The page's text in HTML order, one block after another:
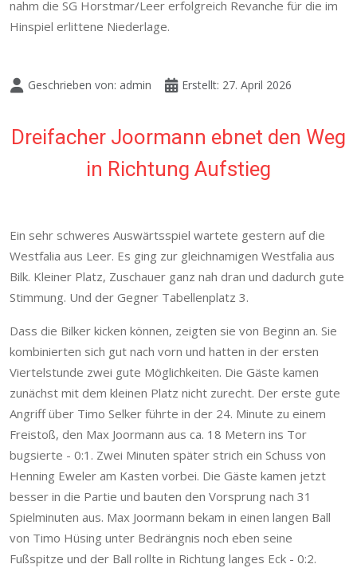
nahm die SG Horstmar/Leer erfolgreich Revanche für die im
Hinspiel erlittene Niederlage.
Geschrieben von: admin Erstellt: 27. April 2026
Dreifacher Joormann ebnet den Weg
in Richtung Aufstieg
Ein sehr schweres Auswärtsspiel wartete gestern auf die
Westfalia aus Leer. Es ging zur gleichnamigen Westfalia aus
Bilk. Kleiner Platz, Zuschauer ganz nah dran und dadurch gute
Stimmung. Und der Gegner Tabellenplatz 3.
Dass die Bilker kicken können, zeigten sie von Beginn an. Sie
kombinierten sich gut nach vorn und hatten in der ersten
Viertelstunde zwei gute Möglichkeiten. Die Gäste kamen
zunächst mit dem kleinen Platz nicht zurecht. Der erste gute
Angriff über Timo Selker führte in der 24. Minute zu einem
Freistoß, den Max Joormann aus ca. 18 Metern ins Tor
bugsierte - 0:1. Zwei Minuten später strich ein Schuss von
Henning Eweler am Kasten vorbei. Die Gäste kamen jetzt
besser in die Partie und bauten den Vorsprung nach 31
Spielminuten aus. Max Joormann bekam in einen langen Ball
von Timo Hüsing unter Bedrängnis noch eben seine
Fußspitze und der Ball rollte in Richtung langes Eck - 0:2.